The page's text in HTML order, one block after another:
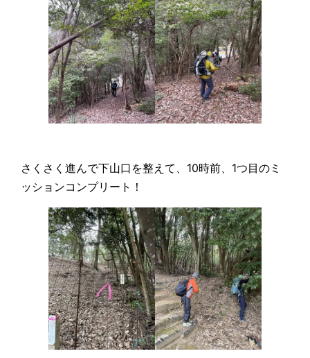
さくさく進んで下山口を整えて、10時前、1つ目のミ
ッションコンプリート！